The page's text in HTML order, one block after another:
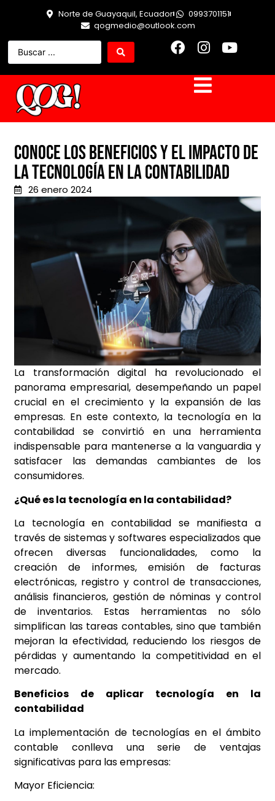
Norte de Guayaquil, Ecuador
0993701151
qogmedio@outlook.com
Conoce los beneficios y el impacto de
la tecnología en la contabilidad
26 enero 2024
La transformación digital ha revolucionado el
panorama empresarial, desempeñando un papel
crucial en el crecimiento y la expansión de las
empresas. En este contexto, la tecnología en la
contabilidad se convirtió en una herramienta
indispensable para mantenerse a la vanguardia y
satisfacer las demandas cambiantes de los
consumidores.
¿Qué es la tecnología en la contabilidad?
La tecnología en contabilidad se manifiesta a
través de sistemas y softwares especializados que
ofrecen diversas funcionalidades, como la
creación de informes, emisión de facturas
electrónicas, registro y control de transacciones,
análisis financieros, gestión de nóminas y control
de inventarios. Estas herramientas no sólo
simplifican las tareas contables, sino que también
mejoran la efectividad, reduciendo los riesgos de
pérdidas y aumentando la competitividad en el
mercado.
Beneficios de aplicar tecnología en la
contabilidad
La implementación de tecnologías en el ámbito
contable conlleva una serie de ventajas
significativas para las empresas:
Mayor Eficiencia: